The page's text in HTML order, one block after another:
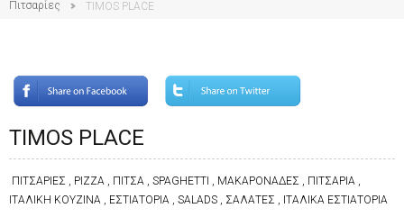
Πιτσαρίες
TIMOS PLACE
TIMOS PLACE
ΠΙΤΣΑΡΙΕΣ , PIZZA , ΠΙΤΣΑ , SPAGHETTI , ΜΑΚΑΡΟΝΑΔΕΣ , ΠΙΤΣΑΡΙΑ ,
ΙΤΑΛΙΚΗ ΚΟΥΖΙΝΑ , ΕΣΤΙΑΤΟΡΙΑ , SALADS , ΣΑΛΑΤΕΣ , ΙΤΑΛΙΚΑ ΕΣΤΙΑΤΟΡΙΑ